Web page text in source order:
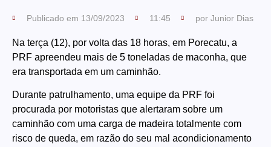
Publicado em 13/09/2023 11:45 por Junior Dias
Na terça (12), por volta das 18 horas, em Porecatu, a
PRF apreendeu mais de 5 toneladas de maconha, que
era transportada em um caminhão.
Durante patrulhamento, uma equipe da PRF foi
procurada por motoristas que alertaram sobre um
caminhão com uma carga de madeira totalmente com
risco de queda, em razão do seu mal acondicionamento